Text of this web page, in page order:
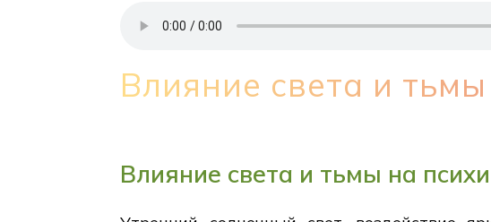
Влияние света и
Влияние света и тьмы на